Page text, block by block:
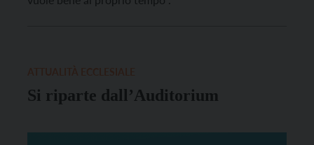
Si riparte dall’Auditorium